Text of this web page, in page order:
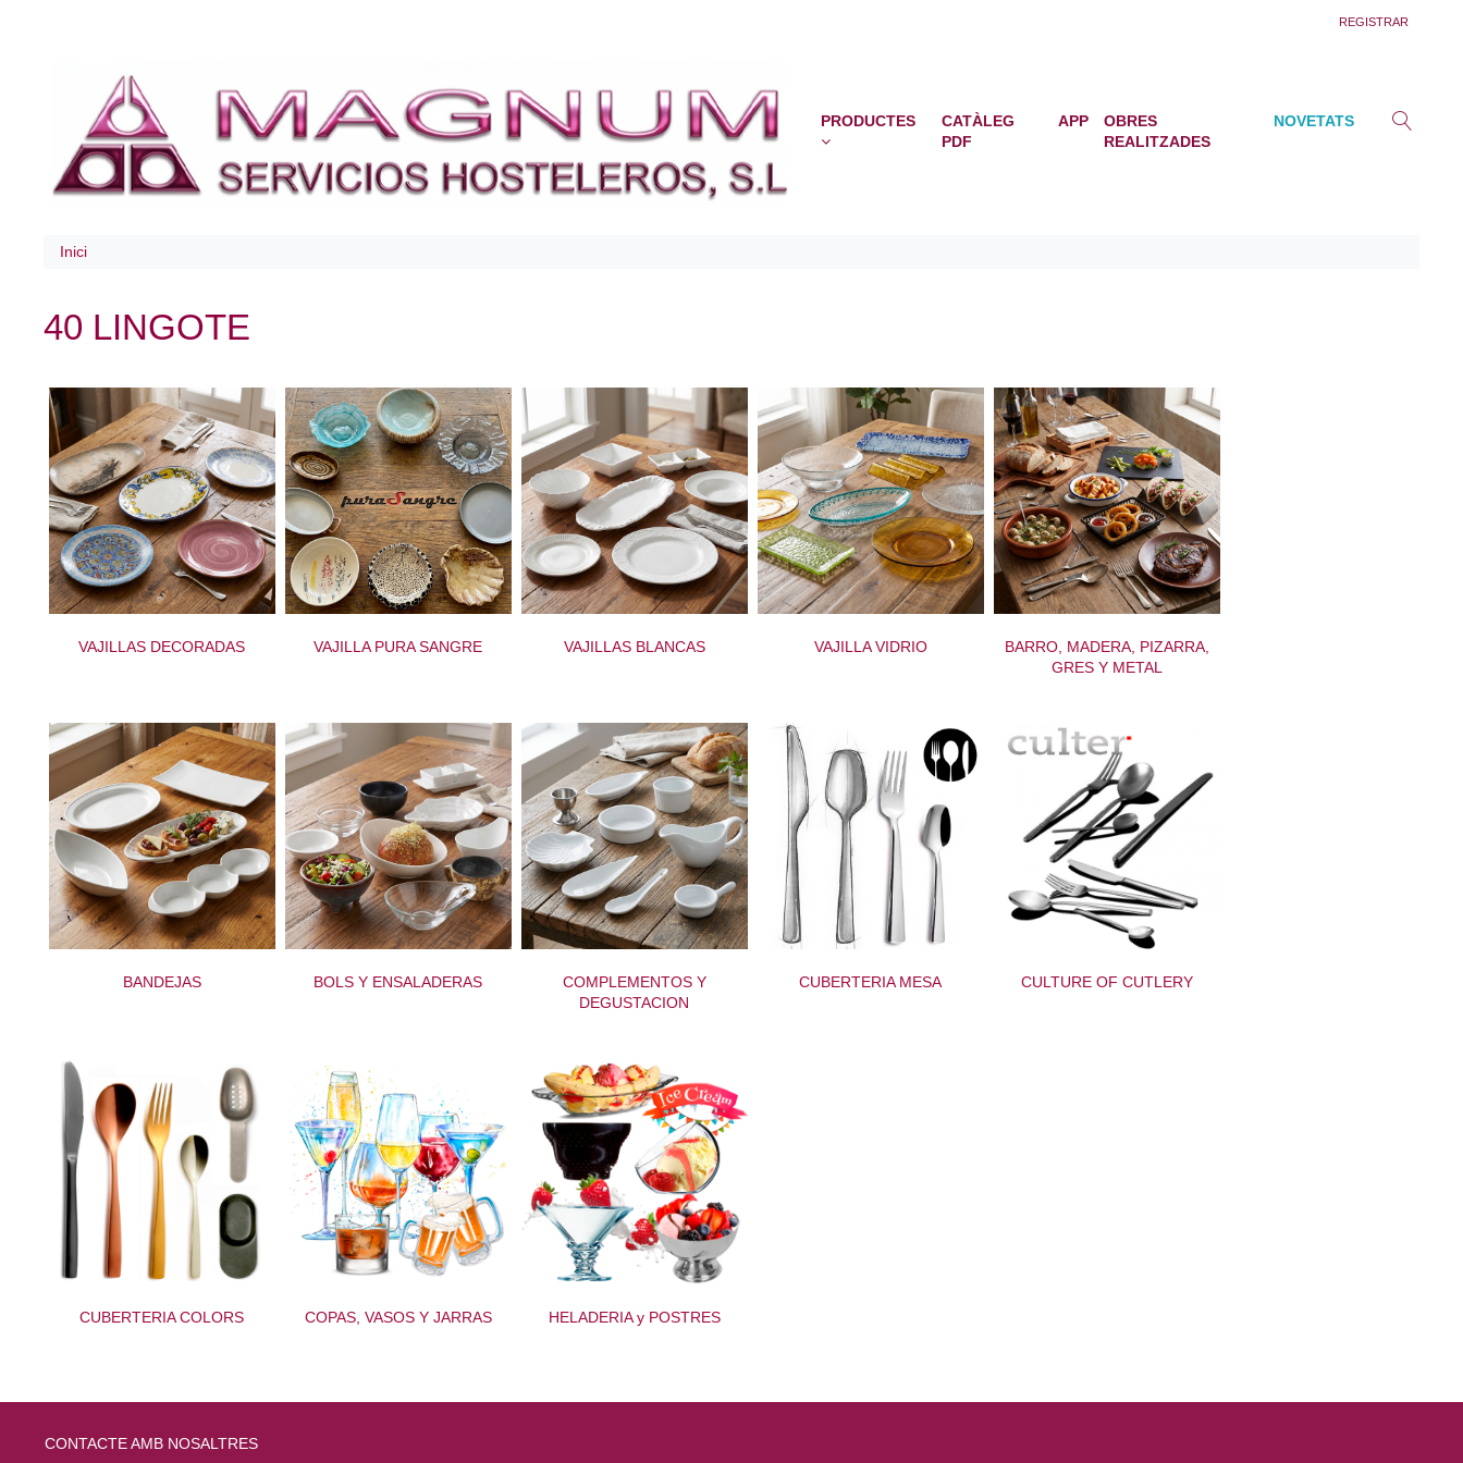
REGISTRAR
PRODUCTES
CATÀLEG
PDF
APP
OBRES
REALITZADES
NOVETATS
Inici
40 LINGOTE
VAJILLAS DECORADAS VAJILLA PURA SANGRE VAJILLAS BLANCAS VAJILLA VIDRIO
BARRO, MADERA, PIZARRA,
GRES Y METAL
BANDEJAS BOLS Y ENSALADERAS
COMPLEMENTOS Y
DEGUSTACION
CUBERTERIA MESA CULTURE OF CUTLERY
CUBERTERIA COLORS COPAS, VASOS Y JARRAS HELADERIA y POSTRES
CONTACTE AMB NOSALTRES